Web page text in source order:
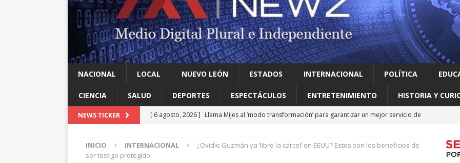
NACIONAL LOCAL NUEVO LEÓN ESTADOS INTERNACIONAL POLÍTICA
CIENCIA SALUD DEPORTES ESPECTÁCULOS ENTRETENIMIENTO HISTORIA Y
NEWS TICKER [ 6 agosto, 2026 ] Llama Mijes al ‘modo transformación’ para garantizar un mejor servicio de
[ 6 agosto, 2026 ] Ya cantó el gallo
HISTORIA Y CURIOSIDADES
INICIO INTERNACIONAL
¿Ovidio Guzmán ya ‘libró la cárcel’ en EEUU? Estos son los beneficios de
ser testigo protegido